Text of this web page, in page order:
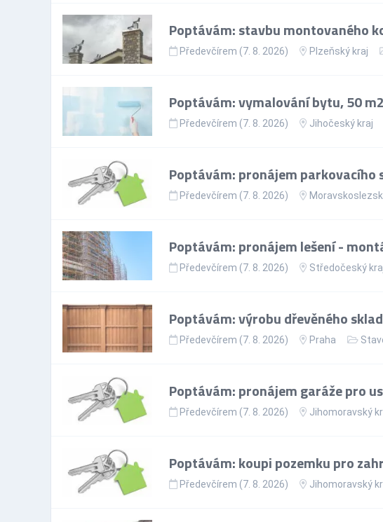
Poptávám: stavbu montovaného
Předevčírem (7. 8. 2026) Plzeňský kraj
Poptávám: vymalování bytu, 50 m2
Předevčírem (7. 8. 2026) Jihočeský kraj
Poptávám: pronájem parkovacího
Předevčírem (7. 8. 2026)
Poptávám: pronájem lešení -
Předevčírem (7. 8. 2026) Středočeský
Poptávám: výrobu dřevěného
Předevčírem (7. 8. 2026) Praha
Poptávám: pronájem garáže pro
Předevčírem (7. 8. 2026) Jihomoravský
Poptávám: koupi pozemku pro
Předevčírem (7. 8. 2026) Jihomoravský